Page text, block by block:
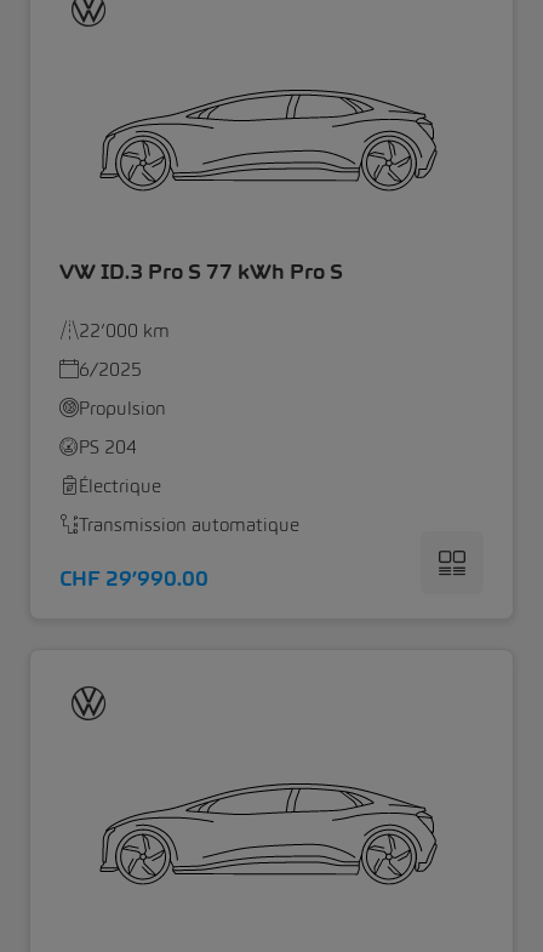
VW ID.3 Pro S 77 kWh Pro S
22’000 km
6/2025
Propulsion
PS 204
Électrique
Transmission automatique
CHF 29’990.00